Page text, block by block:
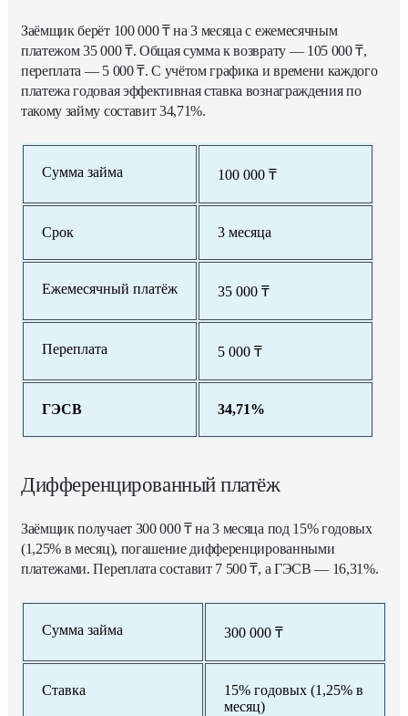
Заёмщик берёт 100 000 ₸ на 3 месяца с ежемесячным
платежом 35 000 ₸. Общая сумма к возврату — 105 000 ₸,
переплата — 5 000 ₸. С учётом графика и времени каждого
платежа годовая эффективная ставка вознаграждения по
такому займу составит 34,71%.
Сумма займа 100 000 ₸
Срок 3 месяца
Ежемесячный платёж 35 000 ₸
Переплата 5 000 ₸
ГЭСВ 34,71%
Дифференцированный платёж
Заёмщик получает 300 000 ₸ на 3 месяца под 15% годовых
(1,25% в месяц), погашение дифференцированными
платежами. Переплата составит 7 500 ₸, а ГЭСВ — 16,31%.
Сумма займа 300 000 ₸
Ставка
15% годовых (1,25% в
месяц)